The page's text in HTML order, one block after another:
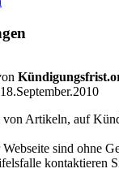
von Artikeln, auf
sind ohne
kontaktieren